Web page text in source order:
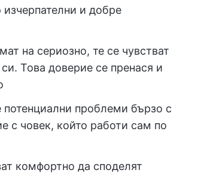
и добре
на сериозно, те се чувстват
Това доверие се пренася и
проблеми бързо с
с човек, който работи сам по
комфортно да споделят